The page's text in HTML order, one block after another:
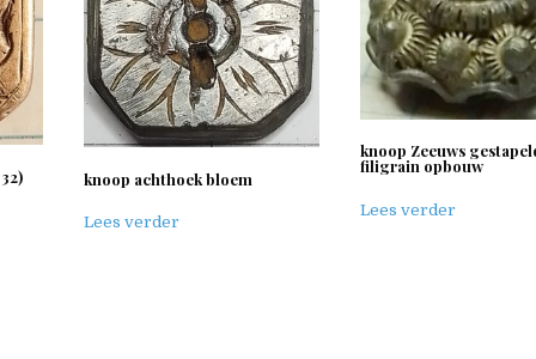
knoop achthoek bloem
Lees verder
knoop Zeeuws
filigrain opbouw
Lees verder